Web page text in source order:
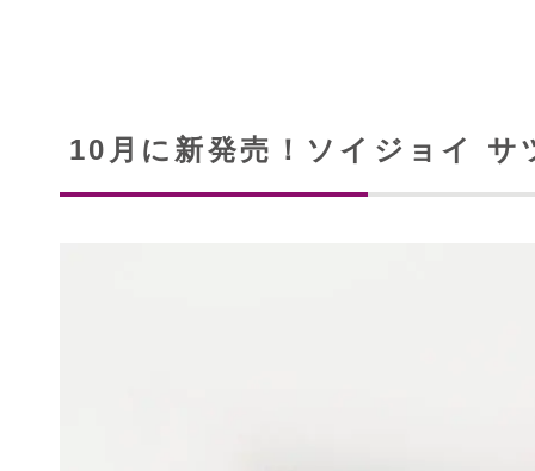
10月に新発売！ソイジョイ サ